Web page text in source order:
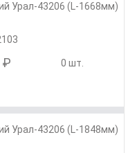
Урал-43206 (L-1668мм)
₽ 0 шт.
Урал-43206 (L-1848мм)